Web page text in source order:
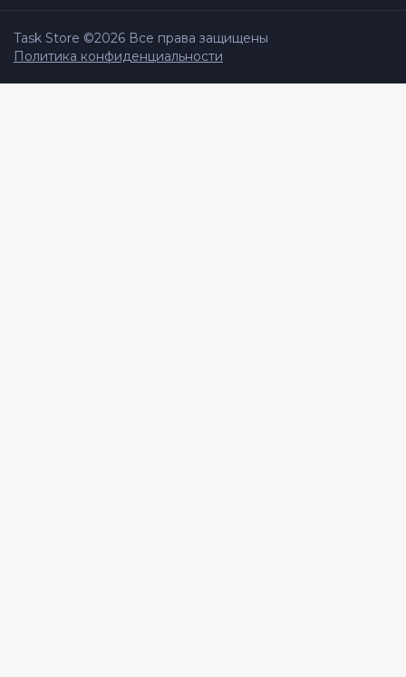
Task Store ©2026 Все права защищены
Политика конфиденциальности